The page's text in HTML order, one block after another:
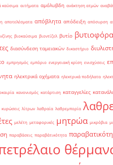
καύσιμα αιτήματα αμόλυβδη ανάκτηση ατμών
αποτελέσματα απόβλητα απόδειξη απόσυρση
βιοκαύσιμα βιοντίζελ βυτίο βυτιοφόρα
διασύνδεση ταμειακών δικαστήριο
εμπρησμός εμπόριο ενεργειακή κρίση ενισχύσεις
ηλεκτρικά οχήματα ηλεκτρικά ποδήλατα
κανονισμός κατάρτιση καταγγελίες
κυρώσεις λίτρων λαθραία λαθρεμπορία
μελέτη μεταφορικές μητρώα μικρόβια
παραβάσεις παραβάτικότητα